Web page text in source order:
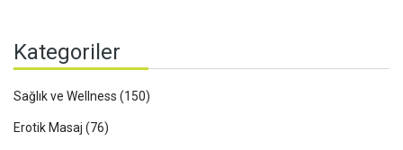
Kategoriler
Sağlık ve Wellness (150)
Erotik Masaj (76)